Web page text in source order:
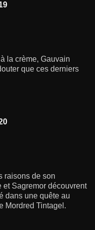
la crème, Gauvain
que ces derniers
raisons de son
et Sagremor découvrent
dans une quête au
Mordred Tintagel.